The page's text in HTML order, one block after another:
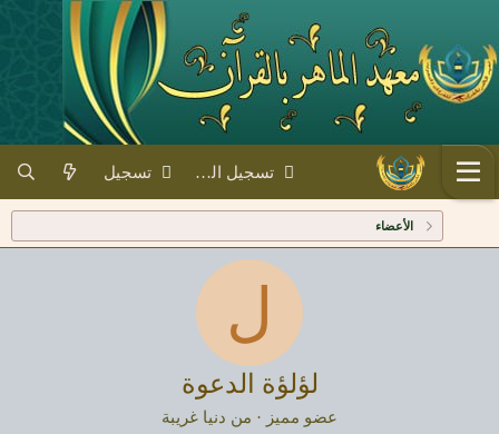
تسجيل الدخول تسجيل
الأعضاء
ل
لؤلؤة الدعوة
عضو مميز · من دنيا غريبة